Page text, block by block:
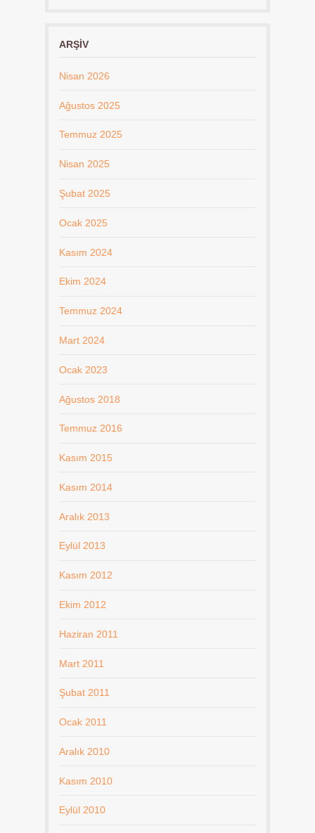
ARŞIV
Nisan 2026
Ağustos 2025
Temmuz 2025
Nisan 2025
Şubat 2025
Ocak 2025
Kasım 2024
Ekim 2024
Temmuz 2024
Mart 2024
Ocak 2023
Ağustos 2018
Temmuz 2016
Kasım 2015
Kasım 2014
Aralık 2013
Eylül 2013
Kasım 2012
Ekim 2012
Haziran 2011
Mart 2011
Şubat 2011
Ocak 2011
Aralık 2010
Kasım 2010
Eylül 2010